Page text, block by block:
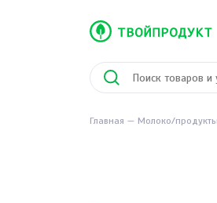
Главная Молоко/